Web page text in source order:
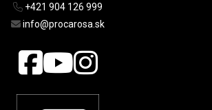
+421 904 126 999
info@procarosa.sk